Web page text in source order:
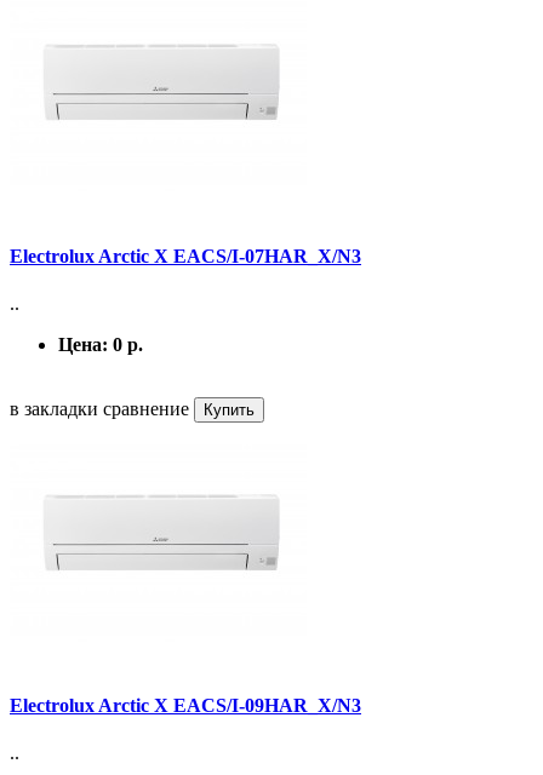
Electrolux Arctic X EACS/I-07HAR_X/N3
..
Цена: 0 р.
в закладки сравнение Купить
Electrolux Arctic X EACS/I-09HAR_X/N3
..